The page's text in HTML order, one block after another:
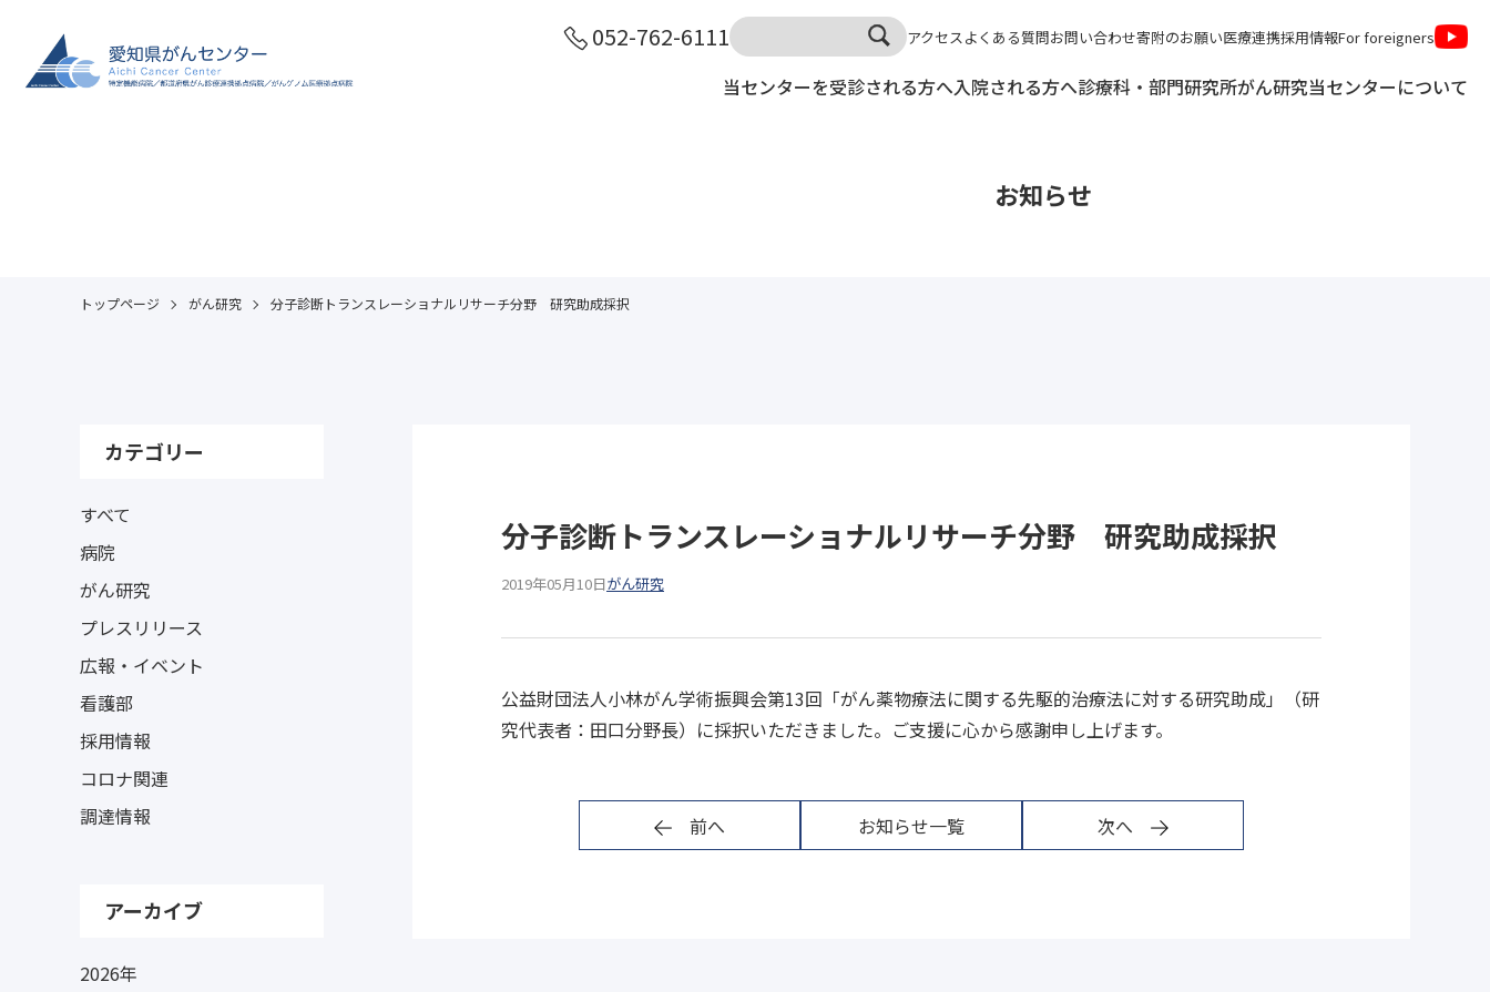
052-762-6111 アクセス よくある質問お問い合わせ寄附のお願い医療連携採用情報For foreigners
当センターを受診される方へ入院される方へ診療科・部門研究所がん研究当センターについて
お知らせ
トップページ がん研究 分子診断トランスレーショナルリサーチ分野 研究助成採択
カテゴリー
すべて
病院
がん研究
プレスリリース
広報・イベント
看護部
採用情報
コロナ関連
調達情報
アーカイブ
2026年
分子診断トランスレーショナルリサーチ分野 研究助成採択
2019年05月10日がん研究
公益財団法人小林がん学術振興会第13回「がん薬物療法に関する先駆的治療法に対する研究助成」（研
究代表者：田口分野長）に採択いただきました。ご支援に心から感謝申し上げます。
前へ お知らせ一覧 次へ